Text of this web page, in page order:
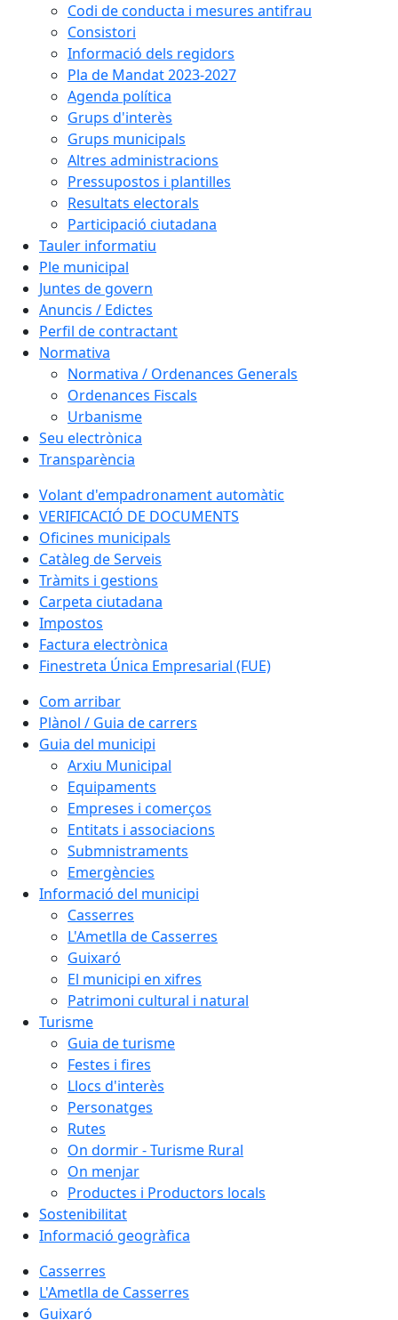
Codi de conducta i mesures antifrau
Consistori
Informació dels regidors
Pla de Mandat 2023-2027
Agenda política
Grups d'interès
Grups municipals
Altres administracions
Pressupostos i plantilles
Resultats electorals
Participació ciutadana
Tauler informatiu
Ple municipal
Juntes de govern
Anuncis / Edictes
Perfil de contractant
Normativa
Normativa / Ordenances Generals
Ordenances Fiscals
Urbanisme
Seu electrònica
Transparència
Volant d'empadronament automàtic
VERIFICACIÓ DE DOCUMENTS
Oficines municipals
Catàleg de Serveis
Tràmits i gestions
Carpeta ciutadana
Impostos
Factura electrònica
Finestreta Única Empresarial (FUE)
Com arribar
Plànol / Guia de carrers
Guia del municipi
Arxiu Municipal
Equipaments
Empreses i comerços
Entitats i associacions
Submnistraments
Emergències
Informació del municipi
Casserres
L'Ametlla de Casserres
Guixaró
El municipi en xifres
Patrimoni cultural i natural
Turisme
Guia de turisme
Festes i fires
Llocs d'interès
Personatges
Rutes
On dormir - Turisme Rural
On menjar
Productes i Productors locals
Sostenibilitat
Informació geogràfica
Casserres
L'Ametlla de Casserres
Guixaró